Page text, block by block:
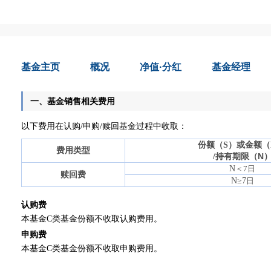
基金主页 概况 净值·分红 基金经理
一、基金销售相关费用
以下费用在认购/申购/赎回基金过程中收取：
费用类型
份额（S）或金额（
/持有期限（N
赎回费
N ＜ 7 日
N≥7日
认购费
本基金C类基金份额不收取认购费用。
申购费
本基金C类基金份额不收取申购费用。